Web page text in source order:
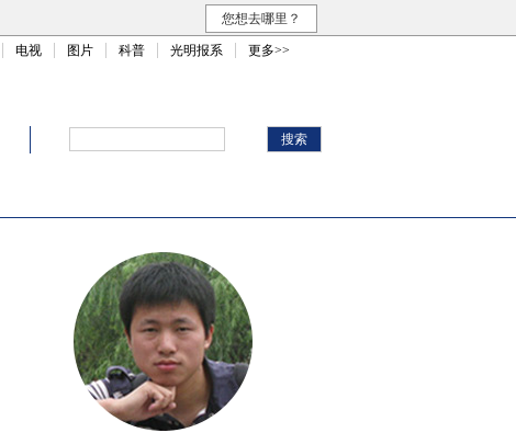
您想去哪里？
电视 图片 科普 光明报系 更多>>